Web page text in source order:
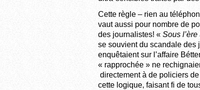
Cette règle – rien au
vaut aussi pour nombre de
des journalistes! « Sous
se souvient du scandale des
enquêtaient sur l’affaire
« rapprochée » ne
directement à de policiers
cette logique, faisant fi de